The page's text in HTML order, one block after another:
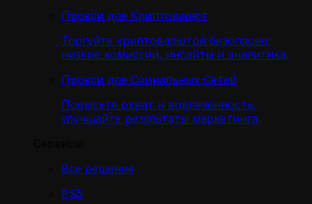
Прокси для Криптовалют
Торгуйте криптовалютой безопасно:
низкие комиссии, инсайты и аналитика.
Прокси для Социальных Сетей
Повысьте охват и вовлечённость,
улучшайте результаты маркетинга.
Все решения
PS5